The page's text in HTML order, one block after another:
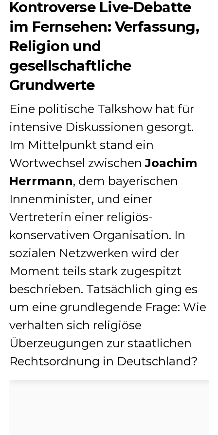
Kontroverse Live-Debatte
im Fernsehen: Verfassung,
Religion und
gesellschaftliche
Grundwerte
Eine politische Talkshow hat für
intensive Diskussionen gesorgt.
Im Mittelpunkt stand ein
Wortwechsel zwischenJoachim
Herrmann, dem bayerischen
Innenminister, und einer
Vertreterin einer religiös-
konservativen Organisation. In
sozialen Netzwerken wird der
Moment teils stark zugespitzt
beschrieben. Tatsächlich ging es
um eine grundlegende Frage: Wie
verhalten sich religiöse
Überzeugungen zur staatlichen
Rechtsordnung in Deutschland?